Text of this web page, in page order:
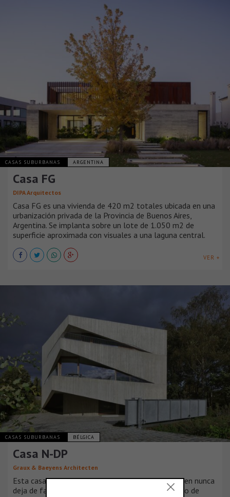
CASAS SUBURBANAS ARGENTINA
Casa FG
DIPA Arquitectos
Casa FG es una vivienda de 420 m2 totales ubicada en una
urbanización privada de la Provincia de Buenos Aires,
Argentina. Se implanta sobre un lote de 1.050 m2 de
superficie aproximada con visuales a una laguna central.
VER +
CASAS SUBURBANAS BÉLGICA
Casa N-DP
Graux & Baeyens Architecten
Esta casa a lo largo de Leuvense Vaart en Mechelen nunca
deja de fascinar. Un juego aparentemente aleatorio de